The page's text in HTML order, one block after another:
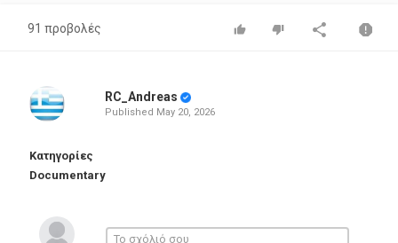
91 προβολές
RC_Andreas
Published May 20, 2026
Κατηγορίες
Documentary